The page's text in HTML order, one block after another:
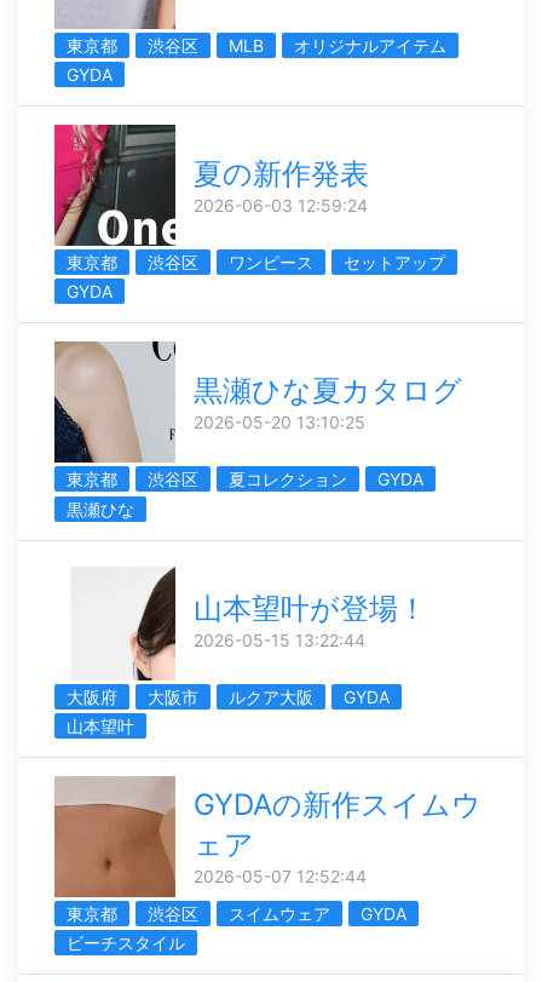
東京都 渋谷区 MLB
オリジナルアイテム
GYDA
夏の新作発表
2026-06-03 12:59:24
東京都 渋谷区 ワンピース
セットアップ
GYDA
黒瀬ひな夏カタログ
2026-05-20 13:10:25
東京都 渋谷区 夏コレクション
GYDA
黒瀬ひな
山本望叶が登場！
2026-05-15 13:22:44
大阪府 大阪市 ルクア大阪
GYDA
山本望叶
GYDAの新作スイムウ
ェア
2026-05-07 12:52:44
東京都
渋谷区 スイムウェア
GYDA
ビーチスタイル